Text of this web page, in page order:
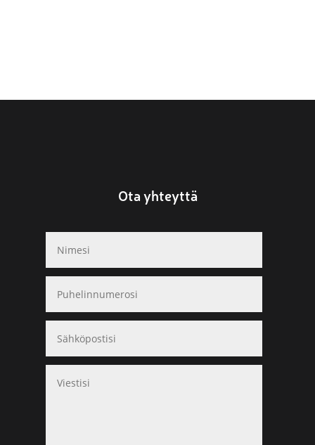
Ota yhteyttä